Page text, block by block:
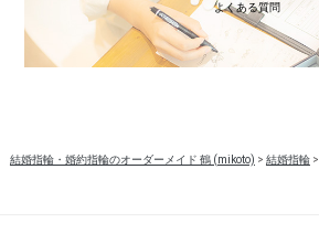
よくある質問
結婚指輪・婚約指輪のオーダーメイド 鶴 (mikoto) > 結婚指輪>